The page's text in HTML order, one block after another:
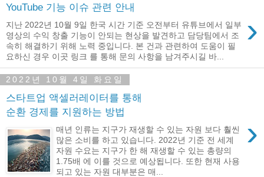
YouTube 기능 이슈 관련 안내
›
지난 2022년 10월 9일 한국 시간 기준 오전부터 유튜브에서 일부
영상의 수익 창출 기능이 안되는 현상을 발견하고 담당팀에서 조
속히 해결하기 위해 노력 중입니다. 본 건과 관련하여 도움이 필
요하신 경우 이곳 링크 를 통해 문의 사항을 남겨주시길 바...
2022년 10월 4일 화요일
스타트업 액셀러레이터를 통해
순환 경제를 지원하는 방법
›
매년 인류는 지구가 재생할 수 있는 자원 보다 훨씬
많은 소비를 하고 있습니다. 2022년 기준 전 세계
자원 수요는 지구가 한 해 재생할 수 있는 총량의
1.75배 에 이를 것으로 예상됩니다. 또한 현재 사용
되고 있는 자원 대부분은 매...